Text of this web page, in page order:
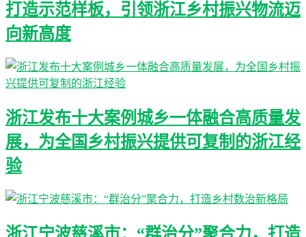
打造示范样板，引领浙江乡村振兴物流迈
向新高度
浙江发布十大案例城乡一体融合高质量发
展，为全国乡村振兴提供可复制的浙江经
验